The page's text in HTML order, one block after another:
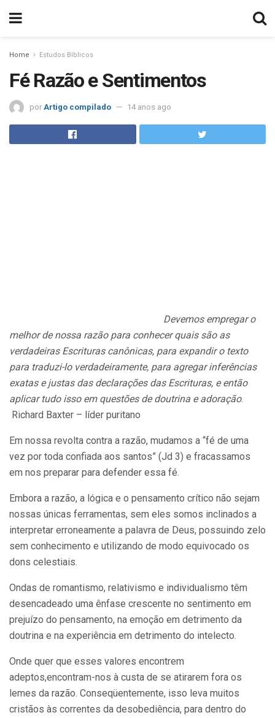
Home Estudos Bíblicos
Fé Razão e Sentimentos
por Artigo compilado 14 anos ago
Devemos empregar o
melhor de nossa razão para conhecer quais são as
verdadeiras Escrituras canônicas, para expandir o texto
para traduzi-lo verdadeiramente, para agregar inferências
exatas e justas das declarações das Escrituras, e então
aplicar tudo isso em questões de doutrina e adoração.
Richard Baxter – líder puritano
Em nossa revolta contra a razão, mudamos a “fé de uma
vez por toda confiada aos santos” (Jd 3) e fracassamos
em nos preparar para defender essa fé.
Embora a razão, a lógica e o pensamento crítico não sejam
nossas únicas ferramentas, sem eles somos inclinados a
interpretar erroneamente a palavra de Deus, possuindo zelo
sem conhecimento e utilizando de modo equivocado os
dons celestiais.
Ondas de romantismo, relativismo e individualismo têm
desencadeado uma ênfase crescente no sentimento em
prejuízo do pensamento, na emoção em detrimento da
doutrina e na experiência em detrimento do intelecto.
Onde quer que esses valores encontrem
adeptos,encontram-nos à custa de se atirarem fora os
lemes da razão. Conseqüentemente, isso leva muitos
cristãos às correntes da desobediência, para dentro do